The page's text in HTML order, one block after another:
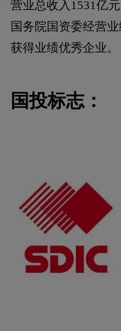
营业总收入1531亿
国务院国资委经营
获得业绩优秀企业。
国投标志：